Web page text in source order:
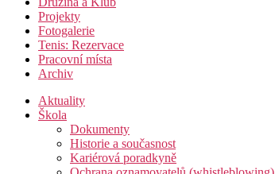
Projekty
Fotogalerie
Tenis: Rezervace
Pracovní místa
Archiv
Aktuality
Škola
Dokumenty
Historie a současnost
Kariérová poradkyně